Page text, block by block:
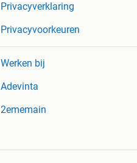
Privacyverklaring
Privacyvoorkeuren
Werken bij
Adevinta
2ememain